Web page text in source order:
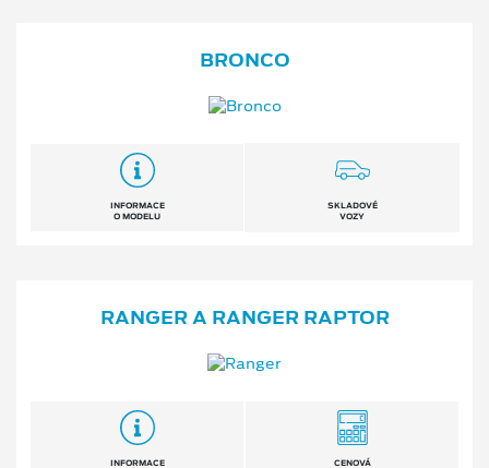
BRONCO
INFORMACE
O MODELU
SKLADOVÉ
VOZY
RANGER A RANGER RAPTOR
INFORMACE
CENOVÁ